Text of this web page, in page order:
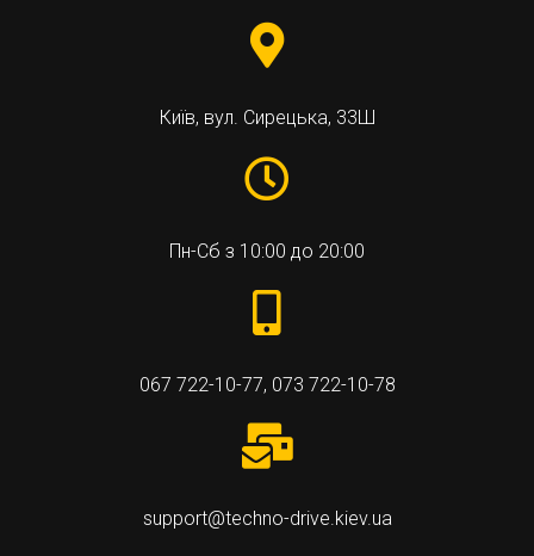
Київ, вул. Сирецька, 33Ш
Пн-Сб з 10:00 до 20:00
067 722-10-77, 073 722-10-78
support@techno-drive.kiev.ua